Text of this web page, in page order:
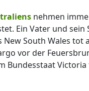
nehmen
Ein Vater und
South Wales
vor der
Bundesstaat